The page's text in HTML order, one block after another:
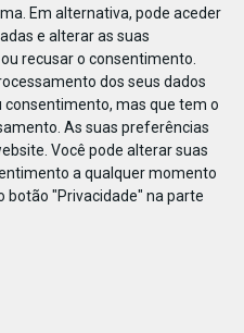
Em alternativa, pode aceder
e alterar as suas
recusar o consentimento.
dos seus dados
consentimento, mas que tem o
As suas preferências
Você pode alterar suas
a qualquer momento
botão "Privacidade" na parte